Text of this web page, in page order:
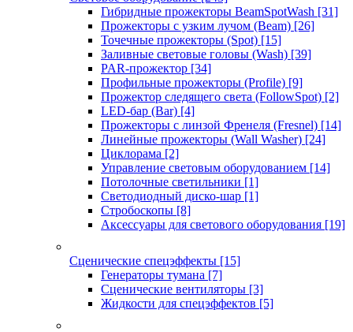
Гибридные прожекторы BeamSpotWash [31]
Прожекторы с узким лучом (Beam) [26]
Точечные прожекторы (Spot) [15]
Заливные световые головы (Wash) [39]
PAR-прожектор [34]
Профильные прожекторы (Profile) [9]
Прожектор следящего света (FollowSpot) [2]
LED-бар (Bar) [4]
Прожекторы с линзой Френеля (Fresnel) [14]
Линейные прожекторы (Wall Washer) [24]
Циклорама [2]
Управление световым оборудованием [14]
Потолочные светильники [1]
Светодиодный диско-шар [1]
Стробоскопы [8]
Аксессуары для светового оборудования [19]
Сценические спецэффекты [15]
Генераторы тумана [7]
Сценические вентиляторы [3]
Жидкости для спецэффектов [5]